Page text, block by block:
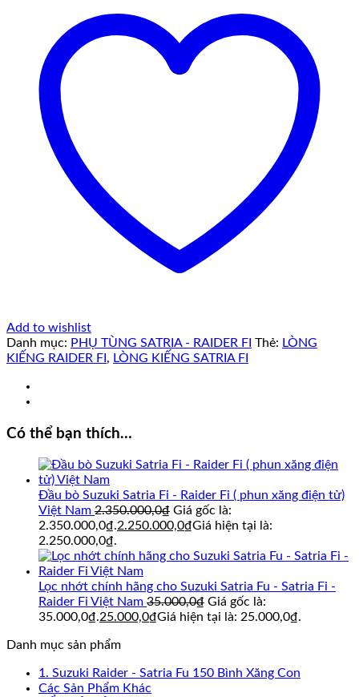
Add to wishlist
Danh mục: PHỤ TÙNG SATRIA - RAIDER FI Thẻ: LÒNG
KIẾNG RAIDER FI , LÒNG KIẾNG SATRIA FI
Có thể bạn thích…
Đầu bò Suzuki Satria Fi - Raider Fi ( phun xăng điện tử)
Việt Nam 2.350.000,0₫ Giá gốc là:
2.350.000,0₫.2.250.000,0₫Giá hiện tại là:
2.250.000,0₫.
Lọc nhớt chính hãng cho Suzuki Satria Fu - Satria Fi -
Raider Fi Việt Nam 35.000,0₫ Giá gốc là:
35.000,0₫.25.000,0₫Giá hiện tại là: 25.000,0₫.
Danh mục sản phẩm
1. Suzuki Raider - Satria Fu 150 Bình Xăng Con
Các Sản Phẩm Khác